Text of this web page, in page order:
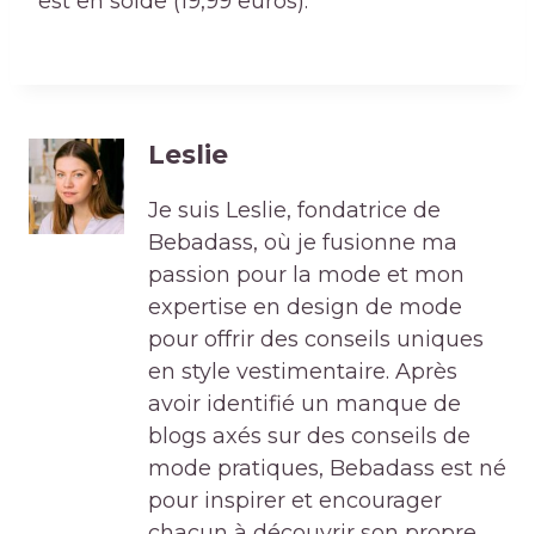
Leslie
Je suis Leslie, fondatrice de
Bebadass, où je fusionne ma
passion pour la mode et mon
expertise en design de mode
pour offrir des conseils uniques
en style vestimentaire. Après
avoir identifié un manque de
blogs axés sur des conseils de
mode pratiques, Bebadass est né
pour inspirer et encourager